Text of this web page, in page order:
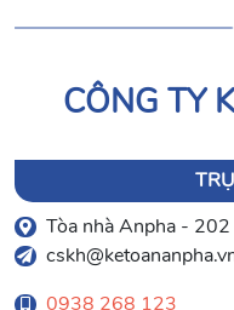
CÔNG TY
Tòa nhà Anpha -
0938 268 123